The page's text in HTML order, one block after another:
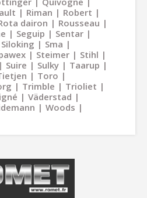
Riman
Robert
dairon
Rousseau
Seguip
Sentar
Siloking
Sma
Steimer
Stihl
Suire Sulky
Taarup
Toro
Trimble
Trioliet
Väderstad
Woods